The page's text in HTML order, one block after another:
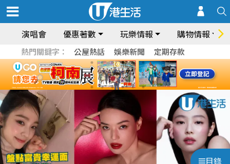
演唱會 優惠著數 玩樂情報 購物情報
熱門關鍵字： 公屋熱話 娛樂新聞 定期存款
目錄